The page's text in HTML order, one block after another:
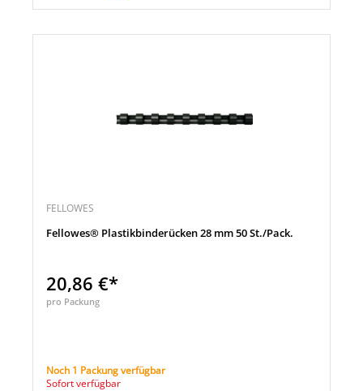
FELLOWES
Fellowes® Plastikbinderücken 28 mm 50 St./Pack.
20,86 €*
pro Packung
Noch 1 Packung verfügbar
Sofort verfügbar